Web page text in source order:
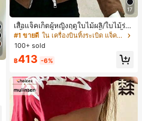
17
เสื้อแจ็คเก็ตผู้หญิงฤดูใบไม้ผลิ/ใบไม้ร่วง
สีพื้น หนังเทียม สไตล์ปกคอเสื้อ ซิปขึ้น
แขนยาว สไตล์ลำลอง วิทยาลัย สนามบิ
น เสื้อนอก สีน้ำตาล สไตล์สบายๆ ฤดูใบ
ไม้ร่วง
#1 ขายดี
ใน เครื่องบินทิ้งระเบิด แจ็คเก็ตผู้หญิง
100+ sold
฿413 -6%